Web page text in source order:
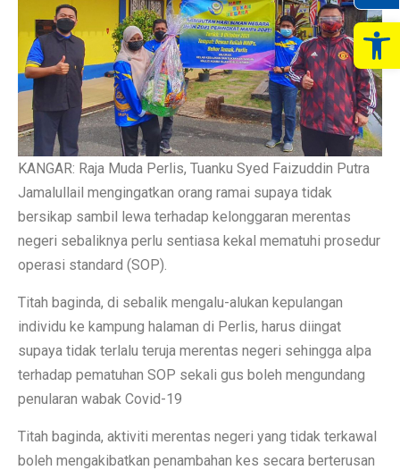
KANGAR: Raja Muda Perlis, Tuanku Syed Faizuddin Putra
Jamalullail mengingatkan orang ramai supaya tidak
bersikap sambil lewa terhadap kelonggaran merentas
negeri sebaliknya perlu sentiasa kekal mematuhi prosedur
operasi standard (SOP).
Titah baginda, di sebalik mengalu-alukan kepulangan
individu ke kampung halaman di Perlis, harus diingat
supaya tidak terlalu teruja merentas negeri sehingga alpa
terhadap pematuhan SOP sekali gus boleh mengundang
penularan wabak Covid-19
Titah baginda, aktiviti merentas negeri yang tidak terkawal
boleh mengakibatkan penambahan kes secara berterusan